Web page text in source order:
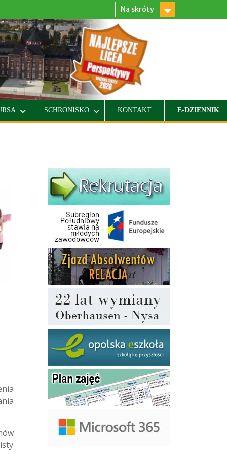
Na skróty
SCHRONISKO KONTAKT E-DZIENNIK